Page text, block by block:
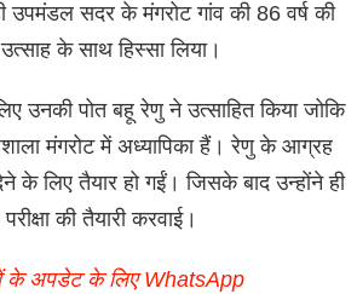
उपमंडल सदर के मंगरोट गांव की 86 वर्ष की
उत्साह के साथ हिस्सा लिया।
उनकी पोत बहू रेणु ने उत्साहित किया जोकि
मंगरोट में अध्यापिका हैं। रेणु के आग्रह
देने के लिए तैयार हो गईं। जिसके बाद उन्होंने ही
की तैयारी करवाई।
के अपडेट के लिए WhatsApp